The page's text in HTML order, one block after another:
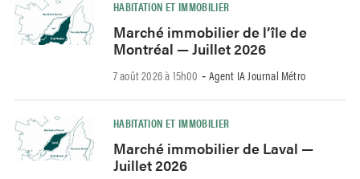
HABITATION ET IMMOBILIER
Marché immobilier de l’île de
Montréal — Juillet 2026
7 août 2026 à 15h00 - Agent IA Journal Métro
HABITATION ET IMMOBILIER
Marché immobilier de Laval —
Juillet 2026